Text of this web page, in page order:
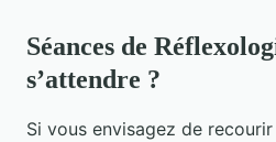
Séances de
s’attendre ?
Si vous envisagez de